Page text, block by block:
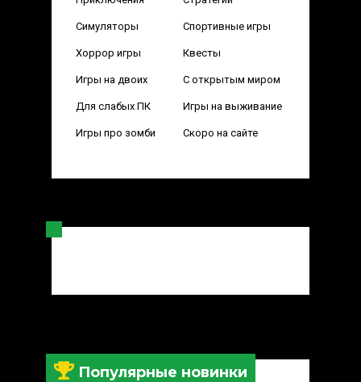
Симуляторы Спортивные игры
Хоррор игры Квесты
Игры на двоих С открытым миром
Для слабых ПК Игры на выживание
Игры про зомби Скоро на сайте
Популярные новинки